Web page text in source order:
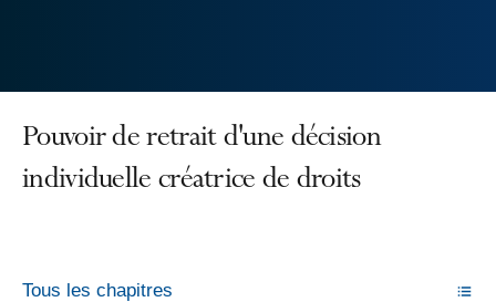
Pouvoir de retrait d'une décision
individuelle créatrice de droits
Tous les chapitres